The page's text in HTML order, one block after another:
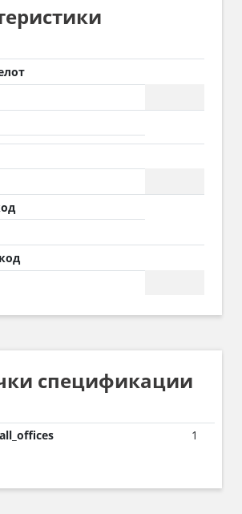
спецификации
1